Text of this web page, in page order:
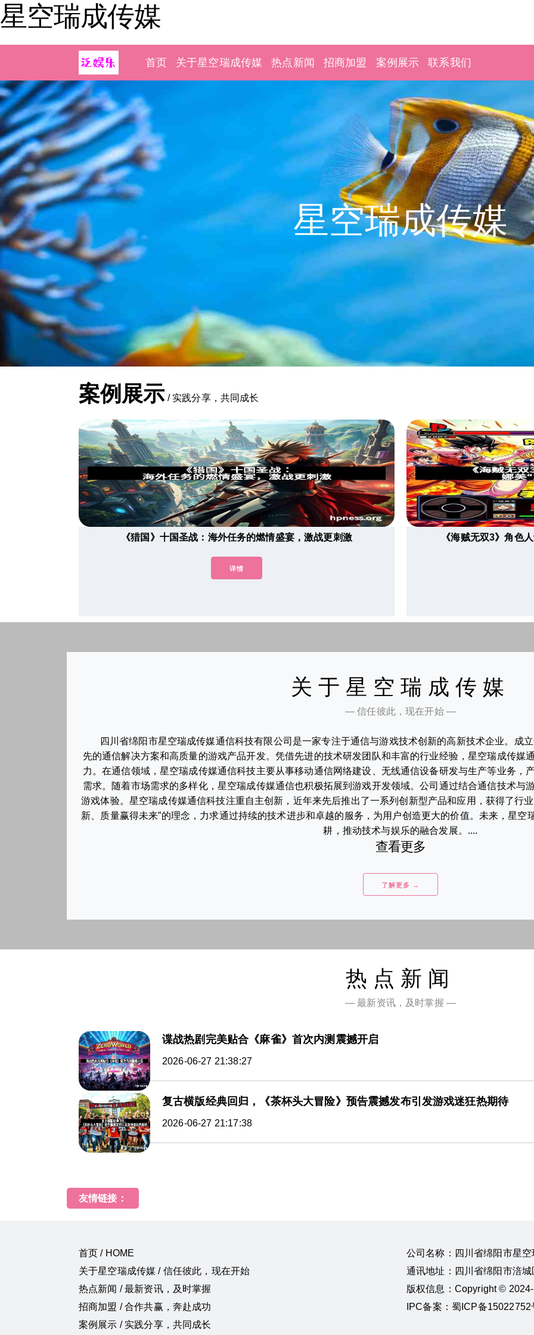
星空瑞成传媒
首页 关于星空瑞成传媒 热点新闻 招商加盟 案例展示 联系我们
星空瑞成传媒
案例展示 / 实践分享，共同成长
《猎国》十国圣战：海外任务的燃情盛宴，激战更刺激
详情
《海贼无双3》角色
关于星空瑞成传媒
— 信任彼此，现在开始 —
四川省绵阳市星空瑞成传媒通信科技有限公司是一家专注于通信与游戏技术创新的高新技术企业。成
先的通信解决方案和高质量的游戏产品开发。凭借先进的技术研发团队和丰富的行业经验，星空瑞成传媒
力。在通信领域，星空瑞成传媒通信科技主要从事移动通信网络建设、无线通信设备研发与生产等业务，
需求。随着市场需求的多样化，星空瑞成传媒通信也积极拓展到游戏开发领域。公司通过结合通信技术与
游戏体验。星空瑞成传媒通信科技注重自主创新，近年来先后推出了一系列创新型产品和应用，获得了行
新、质量赢得未来”的理念，力求通过持续的技术进步和卓越的服务，为用户创造更大的价值。未来，星
耕，推动技术与娱乐的融合发展。....
查看更多
了解更多 →
热点新闻
— 最新资讯，及时掌握 —
谍战热剧完美贴合《麻雀》首次内测震撼开启
2026-06-27 21:38:27
复古横版经典回归，《茶杯头大冒险》预告震撼发布引发游戏迷狂热期待
2026-06-27 21:17:38
友情链接：
首页 / HOME
关于星空瑞成传媒 / 信任彼此，现在开始
热点新闻 / 最新资讯，及时掌握
招商加盟 / 合作共赢，奔赴成功
案例展示 / 实践分享，共同成长
公司名称：四川省绵阳市星
通讯地址：四川省绵阳市涪
版权信息：Copyright ©
IPC备案：蜀ICP备15022752